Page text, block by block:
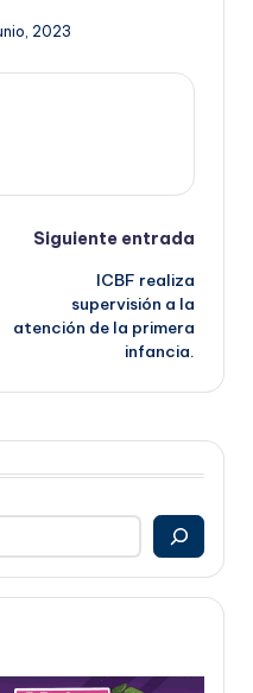
2023
Siguiente entrada
ICBF realiza
supervisión a la
atención de la primera
infancia.